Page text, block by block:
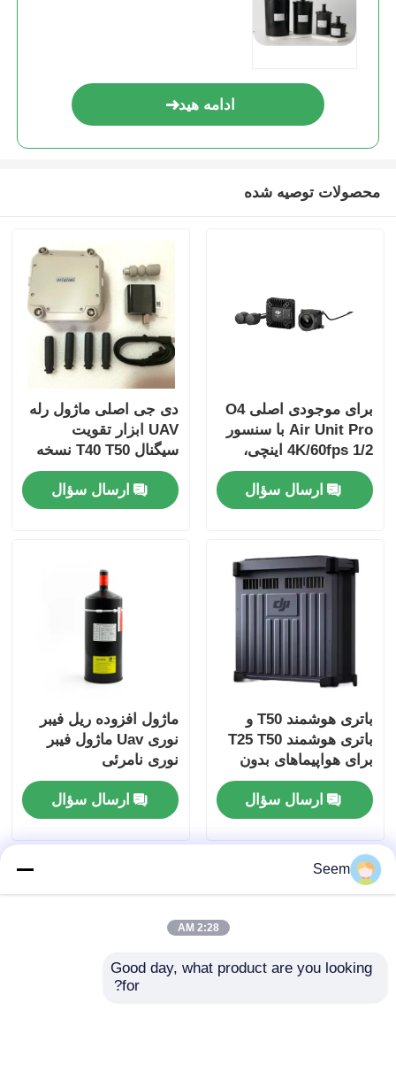
ادامه هید
محصولات توصیه شده
برای موجودی اصلی O4
Air Unit Pro با سنسور
4K/60fps 1/2 اینچی،
انتقال 15 کیلومتری با
کیفیت بالا، O4 Pro Air
Unit 4K 4GB
ارسال سؤال
دی جی اصلی ماژول رله
UAV ابزار تقویت
سیگنال T40 T50 نسخه
خارجی عمومی
ارسال سؤال
باتری هوشمند T50 و
باتری هوشمند T25 T50
برای هواپیماهای بدون
سرنشین کشاورزی DJI
لوازم جانبی هواپیماهای
بدون سرنشین باتری
ارسال سؤال
ماژول افزوده ریل فیبر
نوری Uav ماژول فیبر
نوری نامرئی
ارسال سؤال
Seem
2:28 AM
Good day, what product are you looking
for?